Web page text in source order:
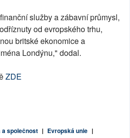
služby a zábavní průmysl,
od evropského trhu,
britské ekonomice a
Londýnu," dodal.
ZDE
a společnost | Evropská unie |